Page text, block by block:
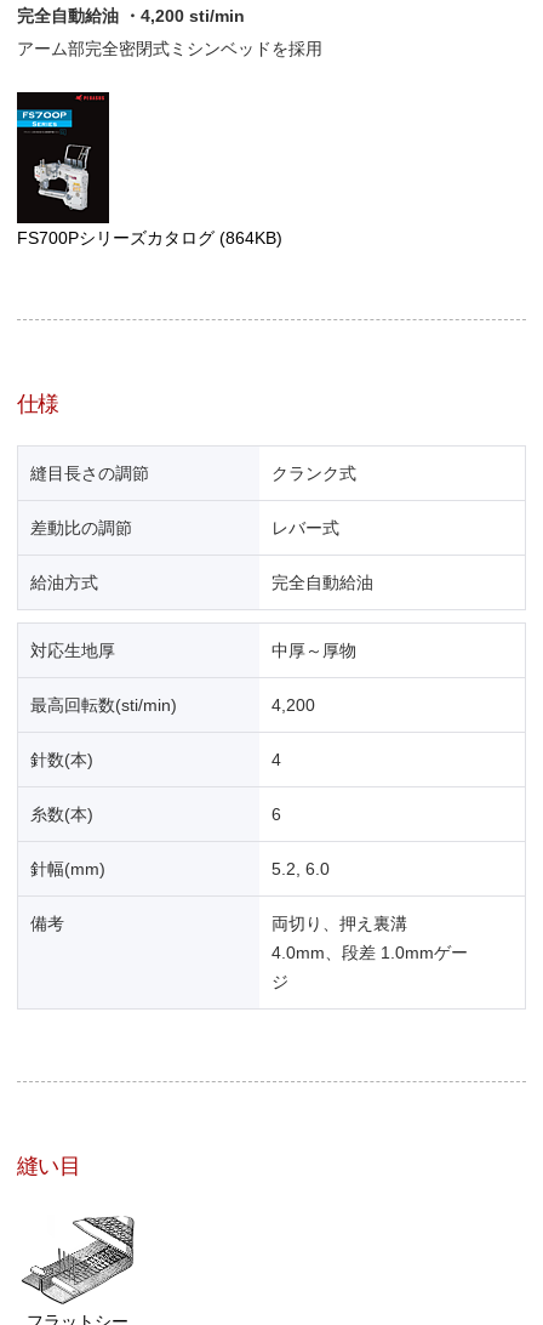
完全自動給油 ・4,200 sti/min
アーム部完全密閉式ミシンベッドを採用
FS700Pシリーズカタログ (864KB)
仕様
縫目長さの調節 クランク式
差動比の調節 レバー式
給油方式 完全自動給油
対応生地厚 中厚～厚物
最高回転数(sti/min) 4,200
針数(本) 4
糸数(本) 6
針幅(mm) 5.2, 6.0
備考
両切り、押え裏溝
4.0mm、段差 1.0mmゲー
ジ
縫い目